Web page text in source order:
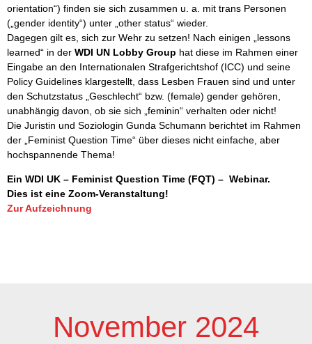
orientation“) finden sie sich zusammen u. a. mit trans Personen
(„gender identity“) unter „other status“ wieder.
Dagegen gilt es, sich zur Wehr zu setzen! Nach einigen „lessons
learned“ in der WDI UN Lobby Group hat diese im Rahmen einer
Eingabe an den Internationalen Strafgerichtshof (ICC) und seine
Policy Guidelines klargestellt, dass Lesben Frauen sind und unter
den Schutzstatus „Geschlecht“ bzw. (female) gender gehören,
unabhängig davon, ob sie sich „feminin“ verhalten oder nicht!
Die Juristin und Soziologin Gunda Schumann berichtet im Rahmen
der „Feminist Question Time“ über dieses nicht einfache, aber
hochspannende Thema!
Ein WDI UK – Feminist Question Time (FQT) – Webinar.
Dies ist eine Zoom-Veranstaltung!
Zur Aufzeichnung
November 2024